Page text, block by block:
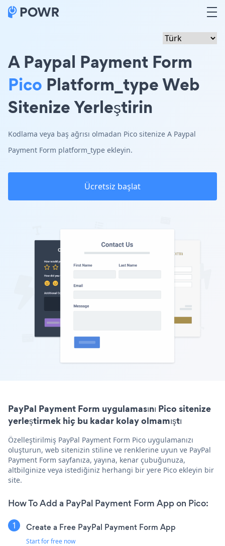
A Paypal Payment Form
Pico Platform_type Web
Sitenize Yerleştirin
Kodlama veya baş ağrısı olmadan Pico sitenize A Paypal
Payment Form platform_type ekleyin.
Ücretsiz başlat
PayPal Payment Form uygulamasını Pico sitenize
yerleştirmek hiç bu kadar kolay olmamıştı
Özelleştirilmiş PayPal Payment Form Pico uygulamanızı
oluşturun, web sitenizin stiline ve renklerine uyun ve PayPal
Payment Form sayfanıza, yayına, kenar çubuğunuza,
altbilginize veya istediğiniz herhangi bir yere Pico ekleyin bir
site.
How To Add a PayPal Payment Form App on Pico:
Create a Free PayPal Payment Form App
Start for free now